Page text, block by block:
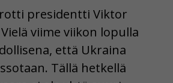
presidentti Viktor
viime viikon lopulla
että Ukraina
Tällä hetkellä